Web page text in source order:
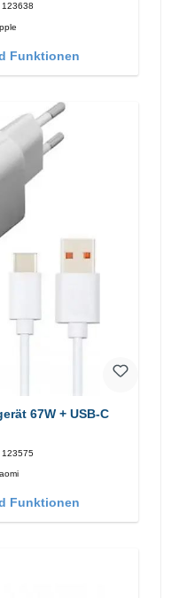
123638
Funktionen
67W + USB-C
123575
Funktionen